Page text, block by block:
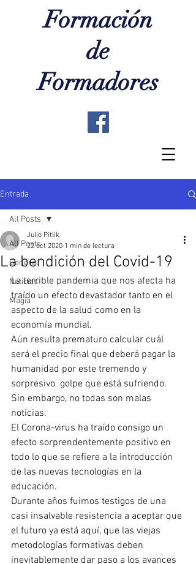
Formación
de
Formadores
Entrada
All Posts
General
Noticias
Magia
All Posts
La bendición del Covid-19
Julio Pitlik
22 oct 2020 1 min de lectura
La terrible pandemia que nos afecta ha
traído un efecto devastador tanto en el
aspecto de la salud como en la
economía mundial.
Aún resulta prematuro calcular cuál
será el precio final que deberá pagar la
humanidad por este tremendo y
sorpresivo  golpe que está sufriendo.
Sin embargo, no todas son malas
noticias.
El Corona-virus ha traído consigo un
efecto sorprendentemente positivo en
todo lo que se refiere a la introducción
de las nuevas tecnologías en la
educación.
Durante años fuimos testigos de una
casi insalvable resistencia a aceptar que
el futuro ya está aquí, que las viejas
metodologías formativas deben
inevitablemente dar paso a los avances